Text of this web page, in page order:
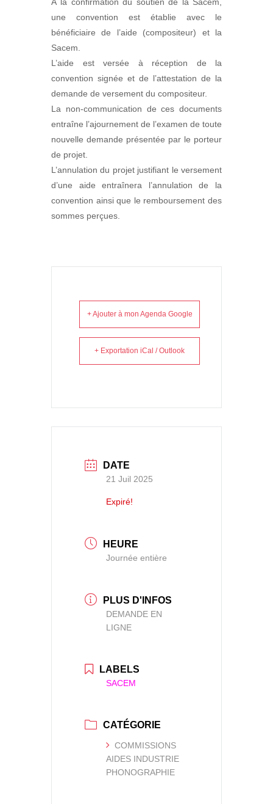
une convention est établie avec le
bénéficiaire de l’aide (compositeur) et la
Sacem.
L’aide est versée à réception de la
convention signée et de l’attestation de la
demande de versement du compositeur.
La non-communication de ces documents
entraîne l’ajournement de l’examen de toute
nouvelle demande présentée par le porteur
de projet.
L’annulation du projet justifiant le versement
d’une aide entraînera l’annulation de la
convention ainsi que le remboursement des
sommes perçues.
+ Ajouter à mon Agenda Google
+ Exportation iCal / Outlook
DATE
21 Juil 2025
Expiré!
HEURE
Journée entière
PLUS D'INFOS
DEMANDE EN
LIGNE
LABELS
SACEM
CATÉGORIE
COMMISSIONS
AIDES INDUSTRIE
PHONOGRAPHIE